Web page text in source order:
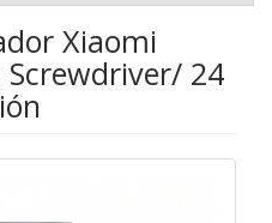
Xiaomi
Screwdriver/ 24